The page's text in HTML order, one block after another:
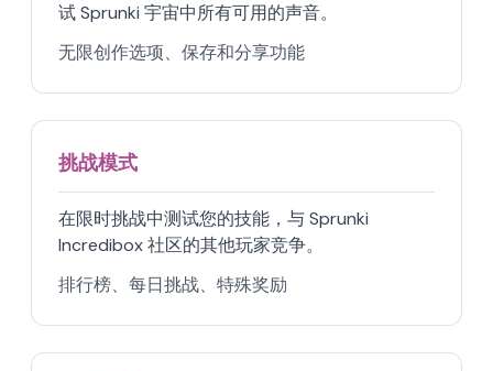
试 Sprunki 宇宙中所有可用的声音。
无限创作选项、保存和分享功能
挑战模式
在限时挑战中测试您的技能，与 Sprunki
Incredibox 社区的其他玩家竞争。
排行榜、每日挑战、特殊奖励